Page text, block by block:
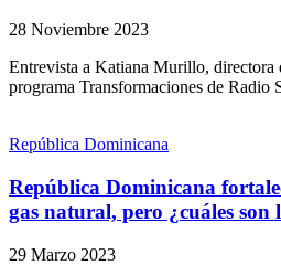
28 Noviembre 2023
Entrevista a Katiana Murillo, directora
programa Transformaciones de Radio
República Dominicana
República Dominicana
gas natural, pero ¿cuáles son
29 Marzo 2023